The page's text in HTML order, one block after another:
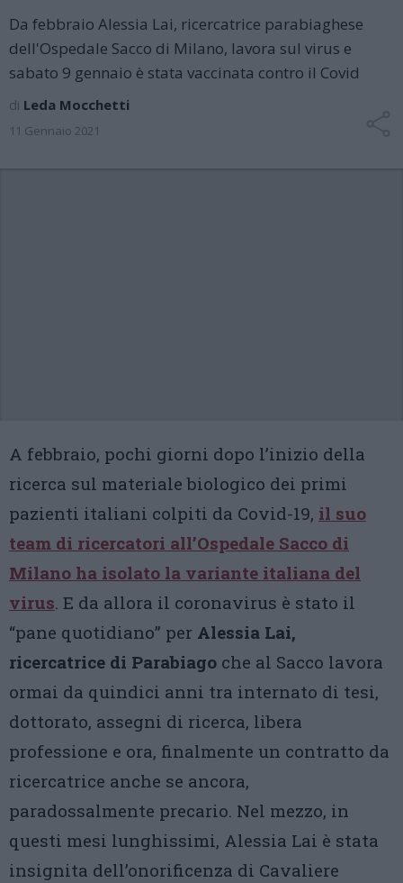
Da febbraio Alessia Lai, ricercatrice parabiaghese
dell'Ospedale Sacco di Milano, lavora sul virus e
sabato 9 gennaio è stata vaccinata contro il Covid
di Leda Mocchetti
11 Gennaio 2021
A febbraio, pochi giorni dopo l’inizio della
ricerca sul materiale biologico dei primi
pazienti italiani colpiti da Covid-19, il suo
team di ricercatori all’Ospedale Sacco di
Milano ha isolato la variante italiana del
virus. E da allora il coronavirus è stato il
“pane quotidiano” per Alessia Lai,
ricercatrice di Parabiago che al Sacco lavora
ormai da quindici anni tra internato di tesi,
dottorato, assegni di ricerca, libera
professione e ora, finalmente un contratto da
ricercatrice anche se ancora,
paradossalmente precario. Nel mezzo, in
questi mesi lunghissimi, Alessia Lai è stata
insignita dell’onorificenza di Cavaliere